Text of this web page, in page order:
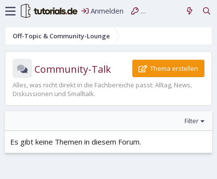
Anmelden Registrieren
Off-Topic & Community-Lounge
Community-Talk
Thema erstellen
Alles, was nicht direkt in die Fachbereiche passt: Alltag, News,
Diskussionen und Smalltalk.
Filter
Es gibt keine Themen in diesem Forum.